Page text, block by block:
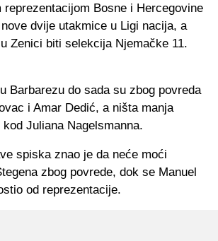
reprezentacijom Bosne i Hercegovine
dvije utakmice u Ligi nacija, a
Zenici biti selekcija Njemačke 11.
Barbarezu do sada su zbog povreda
i Amar Dedić, a ništa manja
Juliana Nagelsmanna.
spiska znao je da neće moći
zbog povrede, dok se Manuel
od reprezentacije.